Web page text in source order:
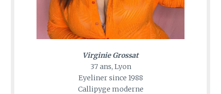
Virginie Grossat
37 ans, Lyon
Eyeliner since 1988
Callipyge moderne